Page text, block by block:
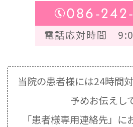
086-
電話応対時間
当院の患者様には24時間
予めお伝えし
「患者様専用連絡先」に